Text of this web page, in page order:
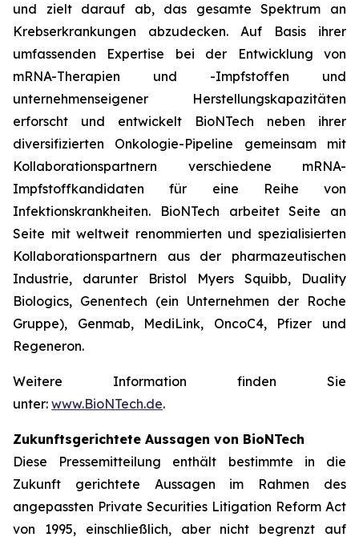
und zielt darauf ab, das gesamte Spektrum an
Krebserkrankungen abzudecken. Auf Basis ihrer
umfassenden Expertise bei der Entwicklung von
mRNA-Therapien und -Impfstoffen und
unternehmenseigener Herstellungskapazitäten
erforscht und entwickelt BioNTech neben ihrer
diversifizierten Onkologie-Pipeline gemeinsam mit
Kollaborationspartnern verschiedene mRNA-
Impfstoffkandidaten für eine Reihe von
Infektionskrankheiten. BioNTech arbeitet Seite an
Seite mit weltweit renommierten und spezialisierten
Kollaborationspartnern aus der pharmazeutischen
Industrie, darunter Bristol Myers Squibb, Duality
Biologics, Genentech (ein Unternehmen der Roche
Gruppe), Genmab, MediLink, OncoC4, Pfizer und
Regeneron.
Weitere Information finden Sie
unter: www.BioNTech.de.
Zukunftsgerichtete Aussagen von BioNTech
Diese Pressemitteilung enthält bestimmte in die
Zukunft gerichtete Aussagen im Rahmen des
angepassten Private Securities Litigation Reform Act
von 1995, einschließlich, aber nicht begrenzt auf